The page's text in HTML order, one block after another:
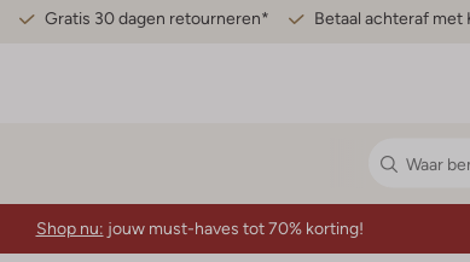
Gratis 30 dagen retourneren* Betaal achteraf met
Shop nu: jouw must-haves tot 70% korting!